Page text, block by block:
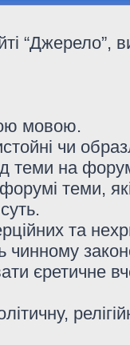
“Джерело”,
мовою.
чи
теми на
теми,
та
чинному
єретичне